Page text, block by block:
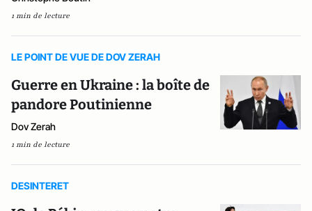
1 min de lecture
LE POINT DE VUE DE DOV ZERAH
Guerre en Ukraine : la boîte de
pandore Poutinienne
Dov Zerah
1 min de lecture
DESINTERET